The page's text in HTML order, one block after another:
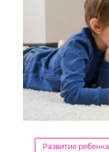
Развитие ребенка